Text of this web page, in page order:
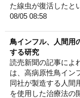
た線虫が復活したと
08/05 08:58
鳥インフル、人間用
する研究
読売新聞の記事によ
は、高病原性鳥イン
同社が製造する人間
を使用した治療法の